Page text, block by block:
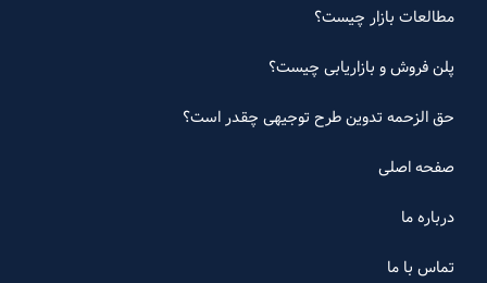
مطالعات بازار چیست؟
پلن فروش و بازاریابی چیست؟
حق الزحمه تدوین طرح توجیهی چقدر است؟
صفحه اصلی
درباره ما
تماس با ما